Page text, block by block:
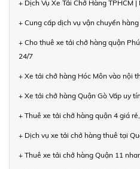
+ Dịch Vụ Xe Tải Chở Hàng TPHCM
+ Cung cấp dịch vụ vận chuyển
+ Cho thuê xe tải chở hàng quận
24/7
+ Xe tải chở hàng Hóc Môn vào nội
+ Xe tải chở hàng Quận Gò Vấp uy
+ Thuê xe tải chở hàng quận 4 giá
+ Dịch vụ xe tải chở hàng thuê tại
+ Thuê xe tải chở hàng Quận 11